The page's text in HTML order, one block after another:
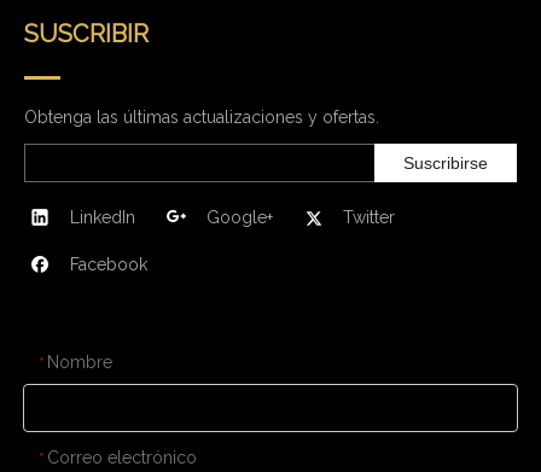
SUSCRIBIR
Obtenga las últimas actualizaciones y ofertas.
Suscribirse
LinkedIn Google+ Twitter
Facebook
* Nombre
* Correo electrónico